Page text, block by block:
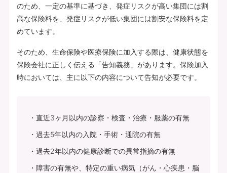
のため、一定の基準に基づき、発症リスクが高い集団には割
高な保険料を、発症リスクが低い集団には割安な保険料を定
めています。
そのため、生命保険や医療保険に加入する際は、健康状態を
保険会社に正しく伝える「告知義務」があります。保険加入
時においては、主に以下の内容について告知が必要です。
直近3ヶ月以内の診察・検査・治療・服薬の有無
過去5年以内の入院・手術・通院の有無
過去2年以内の健康診断での異常指摘の有無
障害の有無や、特定の重い病気（がん・心疾患・脳